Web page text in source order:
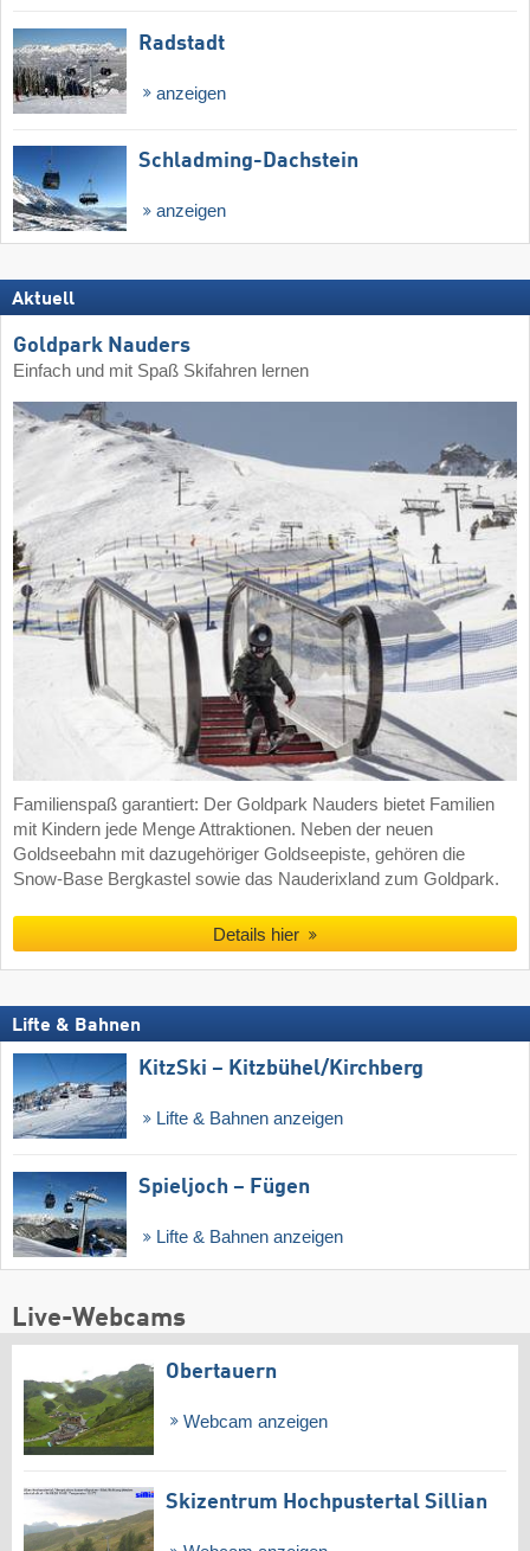
Radstadt
anzeigen
Schladming-Dachstein
anzeigen
Aktuell
Goldpark Nauders
Einfach und mit Spaß Skifahren lernen
Familienspaß garantiert: Der Goldpark Nauders bietet Familien
mit Kindern jede Menge Attraktionen. Neben der neuen
Goldseebahn mit dazugehöriger Goldseepiste, gehören die
Snow-Base Bergkastel sowie das Nauderixland zum Goldpark.
Details hier
Lifte & Bahnen
KitzSki – Kitzbühel/​Kirchberg
Lifte & Bahnen anzeigen
Spieljoch – Fügen
Lifte & Bahnen anzeigen
Live-Webcams
Obertauern
Webcam anzeigen
Skizentrum Hochpustertal Sillian